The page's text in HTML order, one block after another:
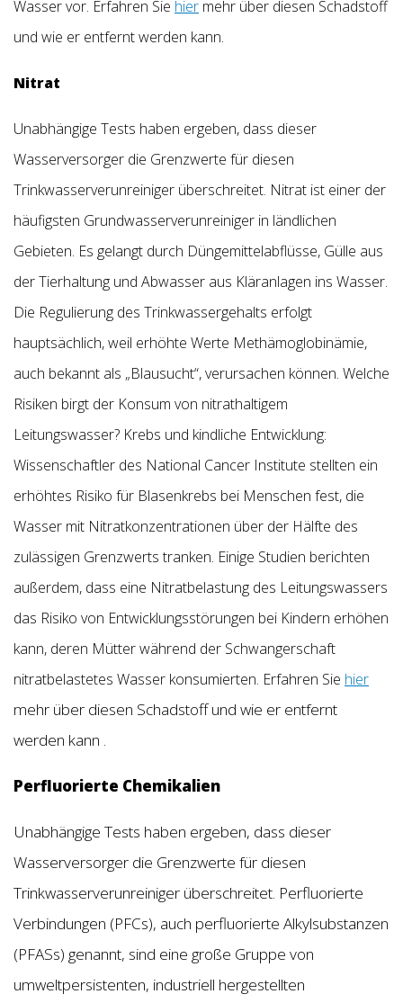
Wasser vor. Erfahren Sie hier mehr über diesen Schadstoff
und wie er entfernt werden kann.
Nitrat
Unabhängige Tests haben ergeben, dass dieser
Wasserversorger die Grenzwerte für diesen
Trinkwasserverunreiniger überschreitet. Nitrat ist einer der
häufigsten Grundwasserverunreiniger in ländlichen
Gebieten. Es gelangt durch Düngemittelabflüsse, Gülle aus
der Tierhaltung und Abwasser aus Kläranlagen ins Wasser.
Die Regulierung des Trinkwassergehalts erfolgt
hauptsächlich, weil erhöhte Werte Methämoglobinämie,
auch bekannt als „Blausucht“, verursachen können. Welche
Risiken birgt der Konsum von nitrathaltigem
Leitungswasser? Krebs und kindliche Entwicklung:
Wissenschaftler des National Cancer Institute stellten ein
erhöhtes Risiko für Blasenkrebs bei Menschen fest, die
Wasser mit Nitratkonzentrationen über der Hälfte des
zulässigen Grenzwerts tranken. Einige Studien berichten
außerdem, dass eine Nitratbelastung des Leitungswassers
das Risiko von Entwicklungsstörungen bei Kindern erhöhen
kann, deren Mütter während der Schwangerschaft
nitratbelastetes Wasser konsumierten. Erfahren Sie hier
mehr über diesen Schadstoff und wie er entfernt
werden kann .
Perfluorierte Chemikalien
Unabhängige Tests haben ergeben, dass dieser
Wasserversorger die Grenzwerte für diesen
Trinkwasserverunreiniger überschreitet. Perfluorierte
Verbindungen (PFCs), auch perfluorierte Alkylsubstanzen
(PFASs) genannt, sind eine große Gruppe von
umweltpersistenten, industriell hergestellten